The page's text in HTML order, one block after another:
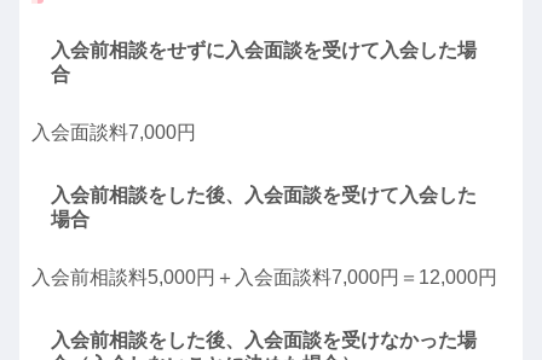
入会前相談をせずに入会面談を受けて入会した場
合
入会面談料7,000円
入会前相談をした後、入会面談を受けて入会した
場合
入会前相談料5,000円＋入会面談料7,000円＝12,000円
入会前相談をした後、入会面談を受けなかった場